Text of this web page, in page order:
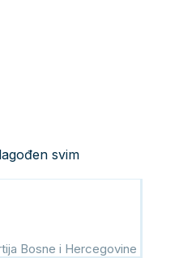
svim
Bosne i Hercegovine